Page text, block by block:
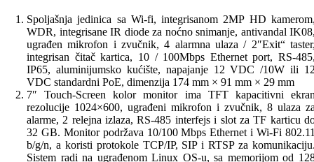
Spoljašnja jedinica sa Wi-fi, integrisanom 2MP HD
WDR, integrisane IR diode za noćno snimanje, antivandal
ugrađen mikrofon i zvučnik, 4 alarmna ulaza / 2″Exit“
integrisan čitač kartica, 10 / 100Mbps Ethernet port, RS-
IP65, aluminijumsko kućište, napajanje 12 VDC /10W ili
VDC standardni PoE, dimenzija 174 mm × 91 mm × 29 mm
7″ Touch-Screen kolor monitor ima TFT kapacitivni
rezolucije 1024×600, ugrađeni mikrofon i zvučnik, 8 ulaza
alarme, 2 relejna izlaza, RS-485 interfejs i slot za TF karticu
32 GB. Monitor podržava 10/100 Mbps Ethernet i Wi-Fi
b/g/n, a koristi protokole TCP/IP, SIP i RTSP za
Sistem radi na ugrađenom Linux OS-u, sa memorijom od